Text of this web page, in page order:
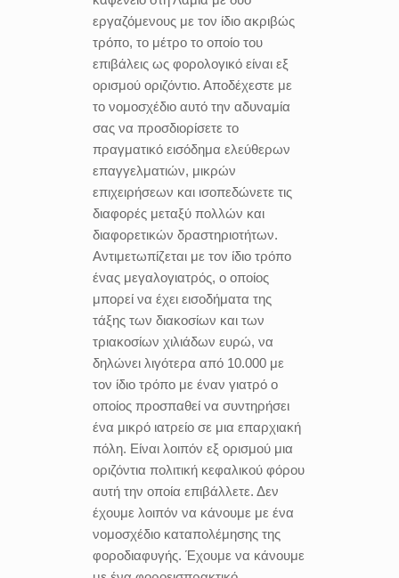
εργαζόμενους με τον ίδιο ακριβώς
τρόπο, το μέτρο το οποίο του
επιβάλεις ως φορολογικό είναι εξ
ορισμού οριζόντιο. Αποδέχεστε με
το νομοσχέδιο αυτό την αδυναμία
σας να προσδιορίσετε το
πραγματικό εισόδημα ελεύθερων
επαγγελματιών, μικρών
επιχειρήσεων και ισοπεδώνετε τις
διαφορές μεταξύ πολλών και
διαφορετικών δραστηριοτήτων.
Αντιμετωπίζεται με τον ίδιο τρόπο
ένας μεγαλογιατρός, ο οποίος
μπορεί να έχει εισοδήματα της
τάξης των διακοσίων και των
τριακοσίων χιλιάδων ευρώ, να
δηλώνει λιγότερα από 10.000 με
τον ίδιο τρόπο με έναν γιατρό ο
οποίος προσπαθεί να συντηρήσει
ένα μικρό ιατρείο σε μια επαρχιακή
πόλη. Είναι λοιπόν εξ ορισμού μια
οριζόντια πολιτική κεφαλικού φόρου
αυτή την οποία επιβάλλετε. Δεν
έχουμε λοιπόν να κάνουμε με ένα
νομοσχέδιο καταπολέμησης της
φοροδιαφυγής. Έχουμε να κάνουμε